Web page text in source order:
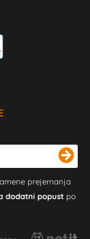
prejemanja
dodatni popust po